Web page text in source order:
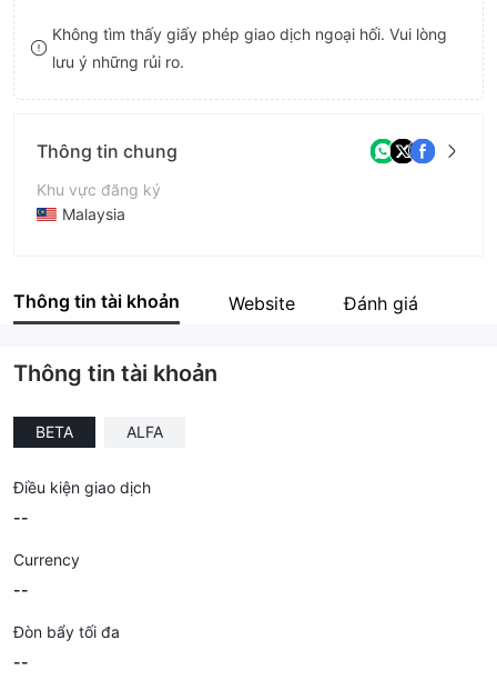
9 7
8
7
8
Không tìm thấy giấy phép giao dịch ngoại hối. Vui lòng
lưu ý những rủi ro.
Thông tin chung
Khu vực đăng ký
Malaysia
Tên công ty
Thông tin tài khoản Website Đánh giá
Thông tin tài khoản
BETA ALFA
Điều kiện giao dịch
--
Currency
--
Đòn bẩy tối đa
--